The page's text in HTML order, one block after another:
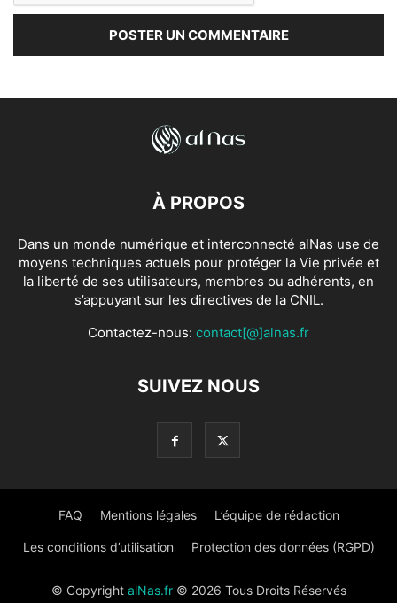
À PROPOS
Dans un monde numérique et interconnecté alNas use de
moyens techniques actuels pour protéger la Vie privée et
la liberté de ses utilisateurs, membres ou adhérents, en
s’appuyant sur les directives de la CNIL.
Contactez-nous: contact[@]alnas.fr
SUIVEZ NOUS
FAQ Mentions légales L’équipe de rédaction
Les conditions d’utilisation Protection des données (RGPD)
© Copyright alNas.fr© 2026 Tous Droits Réservés